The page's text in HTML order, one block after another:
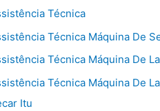
Técnica
Técnica Máquina De
Técnica Máquina De
Técnica Máquina De
Itu